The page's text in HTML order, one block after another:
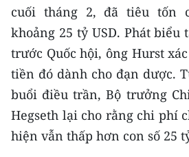
ĐỌC BÁO IN
ENGLISH
中文
FRANÇAIS
cuối tháng 2, đã tiêu tốn
khoảng 25 tỷ USD. Phát
trước Quốc hội, ông Hurst
tiền đó dành cho đạn dược.
buổi điều trần, Bộ trưởng
Hegseth lại cho rằng chi phí
hiện vẫn thấp hơn con số 25